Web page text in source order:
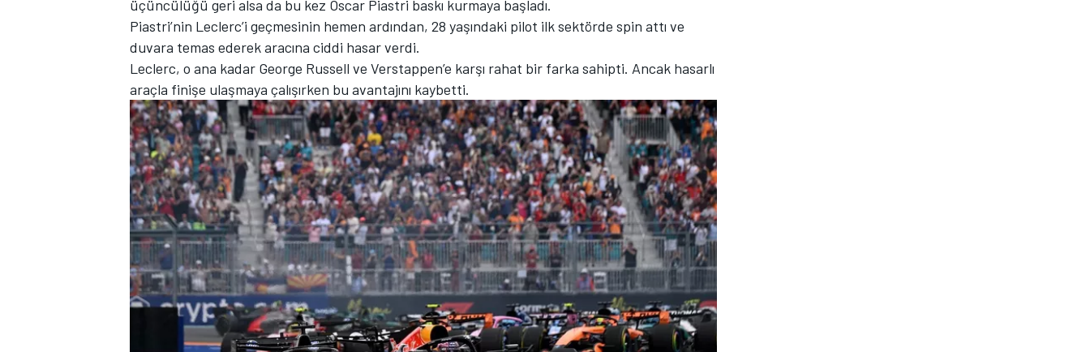
TÜRK SPORCULAR
üçüncülüğü geri alsa da bu kez Oscar Piastri baskı kurmaya başladı.
Piastri’nin Leclerc’i geçmesinin hemen ardından, 28 yaşındaki pilot ilk sektörde spin attı ve
duvara temas ederek aracına ciddi hasar verdi.
Leclerc, o ana kadar George Russell ve Verstappen’e karşı rahat bir farka sahipti. Ancak hasarlı
araçla finişe ulaşmaya çalışırken bu avantajını kaybetti.